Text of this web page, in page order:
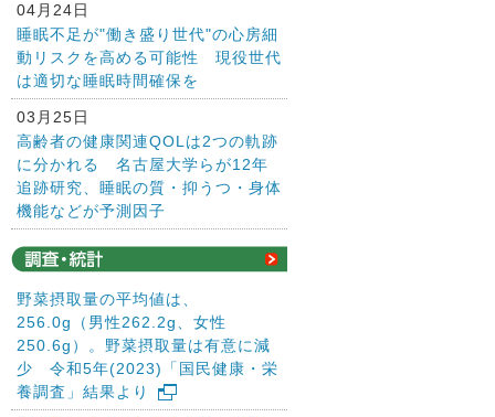
04月24日
睡眠不足が"働き盛り世代"の心房細
動リスクを高める可能性 現役世代
は適切な睡眠時間確保を
03月25日
高齢者の健康関連QOLは2つの軌跡
に分かれる 名古屋大学らが12年
追跡研究、睡眠の質・抑うつ・身体
機能などが予測因子
野菜摂取量の平均値は、
256.0g（男性262.2g、女性
250.6g）。野菜摂取量は有意に減
少 令和5年(2023)「国民健康・栄
養調査」結果より